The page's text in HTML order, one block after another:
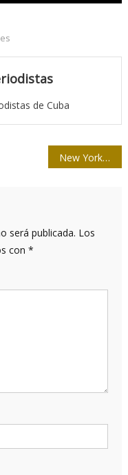
de Cuba
New York Times destapa mentiras y corrupción en Radio y TV Martí
será publicada. Los
con *